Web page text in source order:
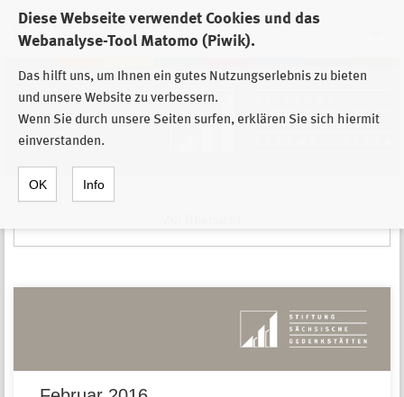
Diese Webseite verwendet Cookies und das
Webanalyse-Tool Matomo (Piwik).
Das hilft uns, um Ihnen ein gutes Nutzungserlebnis zu bieten
und unsere Website zu verbessern.
Wenn Sie durch unsere Seiten surfen, erklären Sie sich hiermit
einverstanden.
OK Info
Zur Auswahl der Einrichtungen der
Stiftung Sächsische Gedenkstätten